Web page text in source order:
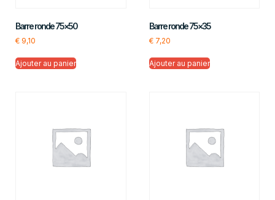
Barre ronde 75×50
€ 9,10
Ajouter au panier
Barre ronde 75×35
€7,20
Ajouter au panier